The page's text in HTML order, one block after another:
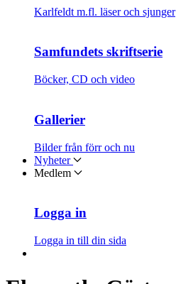
Karlfeldt m.fl. läser och sjunger
Samfundets skriftserie
Böcker, CD och video
Gallerier
Bilder från förr och nu
Nyheter
Medlem
Logga in
Logga in till din sida